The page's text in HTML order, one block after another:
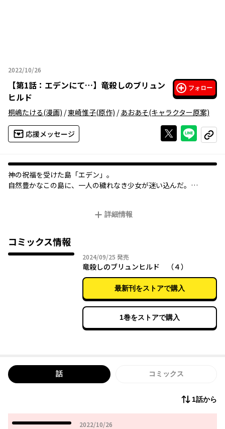
2022/10/26
2022年10月26日
【第1話：エデンにて…】 竜殺しのブリュン
ヒルド
フォロー
桐嶋たける(漫画) /東崎惟子(原作) / あおあそ(キャラクター原案)
応援メッセージ Xで投稿する
ライン
コピー
神の祝福を受けた島「エデン」。
自然豊かなこの島に、一人の穢れなき少女が迷い込んだ。
からの武力制圧を受け、平穏な生活は崩れ去ることとなった。
第28回電撃小説大賞《銀賞》受賞の本格ファンタジーを、「MELT
Y BLOODシリーズ」の桐嶋たけるが完全コミカライズ！！
詳細情報
コミックス情報
2024/09/25 2024年09月25日
発売
竜殺しのブリュンヒルド （４）
最新刊をストアで購入
1巻をストアで購入
話 コミックス
1話から
2022/10/26
2022年10月26日